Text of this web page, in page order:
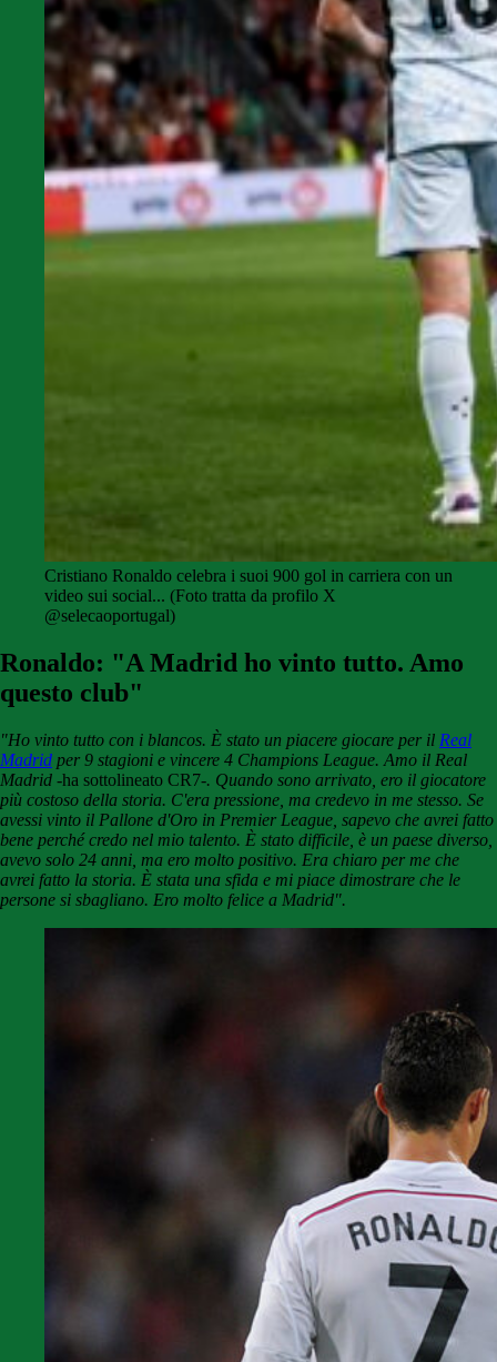
Cristiano Ronaldo celebra i suoi 900 gol in carriera con un
video sui social... (Foto tratta da profilo X
@selecaoportugal)
Ronaldo: "A Madrid ho vinto tutto. Amo
questo club"
"Ho vinto tutto con i blancos. È stato un piacere giocare per il Real
Madrid per 9 stagioni e vincere 4 Champions League. Amo il Real
Madrid -ha sottolineato CR7-. Quando sono arrivato, ero il giocatore
più costoso della storia. C'era pressione, ma credevo in me stesso. Se
avessi vinto il Pallone d'Oro in Premier League, sapevo che avrei fatto
bene perché credo nel mio talento. È stato difficile, è un paese diverso,
avevo solo 24 anni, ma ero molto positivo. Era chiaro per me che
avrei fatto la storia. È stata una sfida e mi piace dimostrare che le
persone si sbagliano. Ero molto felice a Madrid".